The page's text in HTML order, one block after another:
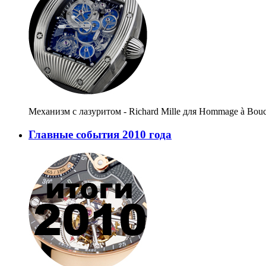
Механизм с лазуритом - Richard Mille для Hommage à
Главные события 2010 года